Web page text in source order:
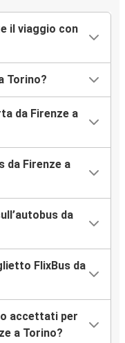
il viaggio con
Torino?
da Firenze a
da Firenze a
da
FlixBus da
accettati per
a Torino?